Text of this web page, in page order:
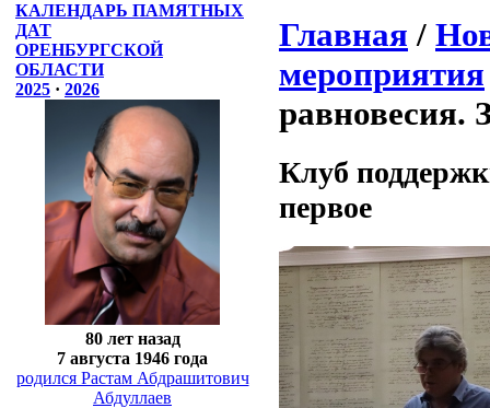
КАЛЕНДАРЬ ПАМЯТНЫХ
ДАТ
ОРЕНБУРГСКОЙ
ОБЛАСТИ
2025 · 2026
80 лет назад
7 августа 1946 года
родился Растам Абдрашитович
Абдуллаев
Главная /
мероприятия
равновесия.
Клуб
первое